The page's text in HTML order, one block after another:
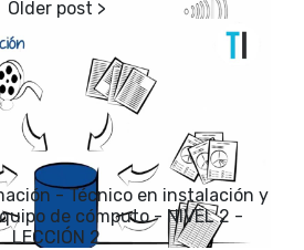
- Técnico en instalación y
de cómputo - NIVEL 2 -
LECCIÓN 2